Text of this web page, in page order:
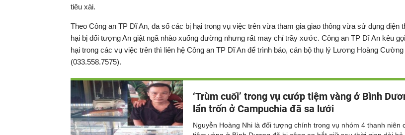
tiêu xài.
Theo Công an TP Dĩ An, đa số các bị hại trong vụ việc trên vừa tham gia giao thông vừa sử dụng điện
hại bị đối tượng An giật ngã nhào xuống đường nhưng rất may chỉ trầy xước. Công an TP Dĩ An kêu
hại trong các vụ việc trên thì liên hệ Công an TP Dĩ An để trình báo, cán bộ thụ lý Lương Hoàng Cường
(033.558.7575).
‘Trùm cuối’ trong vụ cướp tiệm vàng ở Bình
lẩn trốn ở Campuchia đã sa lưới
Nguyễn Hoàng Nhi là đối tượng chính trong vụ nhóm 4 thanh niên